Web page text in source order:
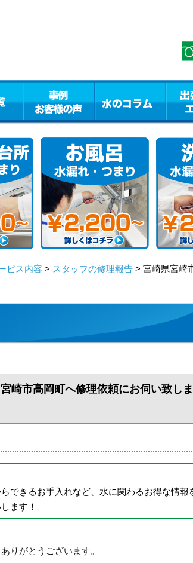
ビス内容 > スタッフの修理報告 > 宮崎県宮崎
崎市高岡町へ修理依頼にお伺い致しま
できるお手入れなど、水に関わるお得な情報
ます！
りがとうございます。